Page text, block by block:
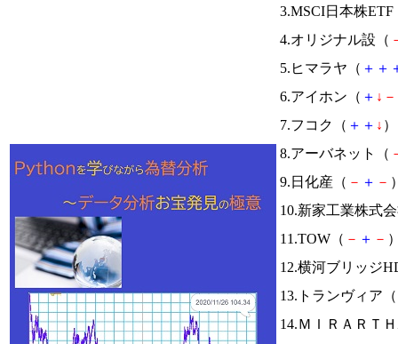
3.MSCI日本株ETF
4.オリジナル設（
5.ヒマラヤ（ ＋ ＋
6.アイホン（ ＋ ↓ －
7.フコク（ ＋ ＋ ↓
8.アーバネット（
9.日化産（ － ＋ －
10.新家工業株式
11.TOW（ － ＋ －
12.横河ブリッジ
13.トランヴィア（
14.ＭＩＲＡＲＴ